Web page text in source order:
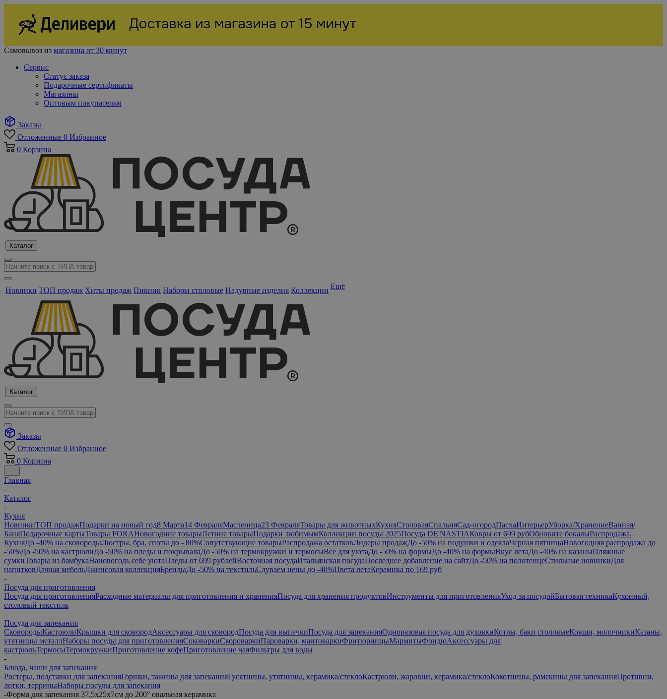
Самовывоз из магазина от 30 минут
Сервис
Статус заказа
Подарочные сертификаты
Магазины
Оптовым покупателям
Заказы
Отложенные 0 Избранное
0 Корзина
Каталог
Новинки ТОП продаж Хиты продаж Пикник Наборы столовые Надувные изделия Коллекции Ещё
Каталог
Заказы
Отложенные 0 Избранное
0 Корзина
Главная
-
Каталог
-
Кухня
НовинкиТОП продажПодарки на новый год8 Марта14 ФевраляМасленица23 ФевраляТовары для животныхКухняСтоловаяСпальняСад-огородПасхаИнтерьерУборка/ХранениеВанная/
БаняПодарочные картыТовары FORAНовогодние товарыЛетние товарыПодарки любимымКоллекции посуды 2025Посуда DE'NASTIAКовры от 699 рубОбновите бокалыРаспродажа.
КухняДо -40% на сковородыЛюстры, бра, споты до - 80%Сопутствующие товарыРаспродажа остатковЛидеры продажДо -50% на подушки и одеялаЧерная пятницаНовогодняя распродажа до
-50%До -50% на кастрюлиДо -50% на пледы и покрывалаДо -50% на термокружки и термосыВсе для уютаДо -50% на формыДо -40% на формыВкус летаДо -40% на казаныПляжные
сумкиТовары из бамбукаНановогодь себе уютаПледы от 699 рублейВосточная посудаИтальянская посудаПоследнее добавление на сайтДо -50% на полотенцеСтильные новинкиДля
напитковДачная мебельДжинсовая коллекцияБрендыДо -50% на текстильСдуваем цены до -40%Цвета летаКерамика по 169 руб
-
Посуда для приготовления
Посуда для приготовленияРасходные материалы для приготовления и храненияПосуда для хранения продуктовИнструменты для приготовленияУход за посудойБытовая техникаКухонный,
столовый текстиль
-
Посуда для запекания
СковородыКастрюлиКрышки для сковородАксессуары для сковородПосуда для выпечкиПосуда для запеканияОдноразовая посуда для духовкиКотлы, баки столовыеКовши, молочникиКазаны,
утятницы металлНаборы посуды для приготовленияСоковаркиСкороваркиПароварки, мантоваркиФритюрницыМармитыФондюАксессуары для
кастрюльТермосыТермокружкиПриготовление кофеПриготовление чаяФильтры для воды
-
Блюда, чаши для запекания
Ростеры, подставки для запеканияГоршки, тажины для запеканияГусятницы, утятницы, керамика/стеклоКастрюли, жаровни, керамика/стеклоКокотницы, рамекины для запеканияПротивни,
лотки, терриныНаборы посуды для запекания
-Форма для запекания 37,5х25х7см до 200° овальная керамика